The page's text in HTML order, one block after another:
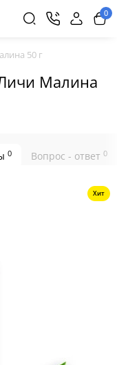
0
50 г
Малина
0 Вопрос - ответ 0
Хит